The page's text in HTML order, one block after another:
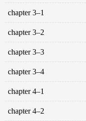
chapter 3–1
chapter 3–2
chapter 3–3
chapter 3–4
chapter 4–1
chapter 4–2